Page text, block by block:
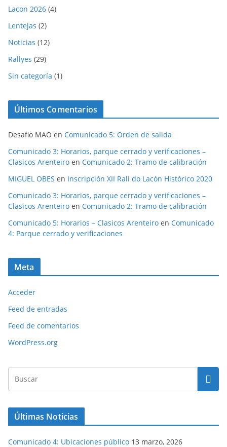
Lacon 2026 (4)
Lentejas (2)
Noticias (12)
Rallyes (29)
Sin categoría (1)
Últimos Comentarios
Desafio MAO en Comunicado 5: Orden de salida
Comunicado 3: Horarios, parque cerrado y verificaciones –
Clasicos Arenteiro en Comunicado 2: Tramo de calibración
MIGUEL OBES en Inscripción XII Rali do Lacón Histórico 2020
Comunicado 3: Horarios, parque cerrado y verificaciones –
Clasicos Arenteiro en Comunicado 2: Tramo de calibración
Comunicado 5: Horarios – Clasicos Arenteiro en Comunicado
4: Parque cerrado y verificaciones
Meta
Acceder
Feed de entradas
Feed de comentarios
WordPress.org
Últimas Noticias
Comunicado 4: Ubicaciones público 13 marzo, 2026